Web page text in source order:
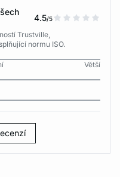
4.5/5
Trustville,
normu ISO.
Větší